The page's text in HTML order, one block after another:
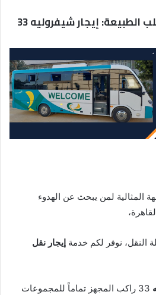
رحلة استكشافية في قلب الطبيعة: إيجار شيفروليه 33
المثالية لمن يبحث عن الهدوء
النقل، نوفر لكم خدمة إيجار نقل
33 راكب المجهز تماماً للمجموعات